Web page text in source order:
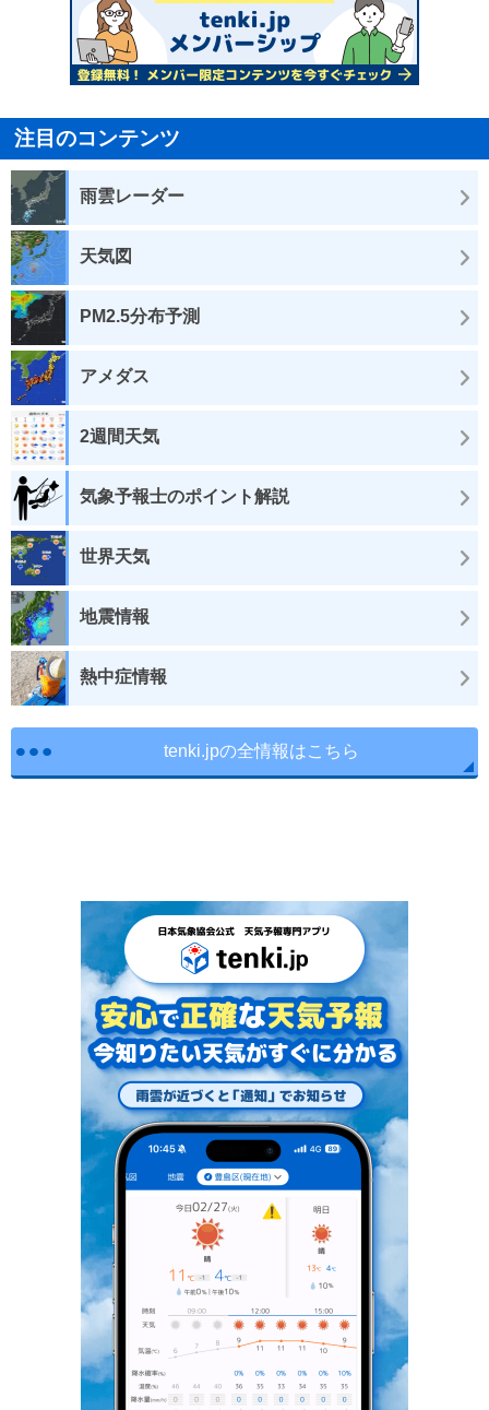
注目のコンテンツ
雨雲レーダー
天気図
PM2.5分布予測
アメダス
2週間天気
気象予報士のポイント解説
世界天気
地震情報
熱中症情報
tenki.jpの全情報はこちら